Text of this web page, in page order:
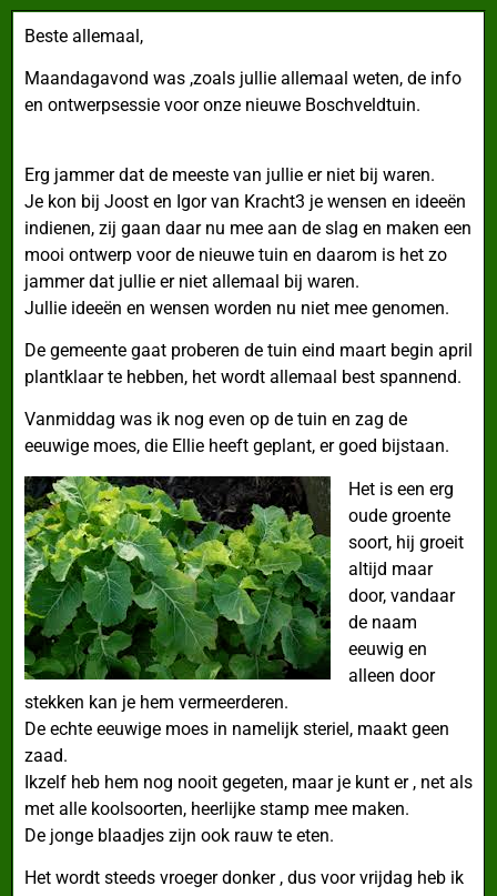
Beste allemaal,
Maandagavond was ,zoals jullie allemaal weten, de info
en ontwerpsessie voor onze nieuwe Boschveldtuin.
Erg jammer dat de meeste van jullie er niet bij waren.
Je kon bij Joost en Igor van Kracht3 je wensen en ideeën
indienen, zij gaan daar nu mee aan de slag en maken een
mooi ontwerp voor de nieuwe tuin en daarom is het zo
jammer dat jullie er niet allemaal bij waren.
Jullie ideeën en wensen worden nu niet mee genomen.
De gemeente gaat proberen de tuin eind maart begin april
plantklaar te hebben, het wordt allemaal best spannend.
Vanmiddag was ik nog even op de tuin en zag de
eeuwige moes, die Ellie heeft geplant, er goed bijstaan.
Het is een erg
oude groente
soort, hij groeit
altijd maar
door, vandaar
de naam
eeuwig en
alleen door
stekken kan je hem vermeerderen.
De echte eeuwige moes in namelijk steriel, maakt geen
zaad.
Ikzelf heb hem nog nooit gegeten, maar je kunt er , net als
met alle koolsoorten, heerlijke stamp mee maken.
De jonge blaadjes zijn ook rauw te eten.
Het wordt steeds vroeger donker , dus voor vrijdag heb ik